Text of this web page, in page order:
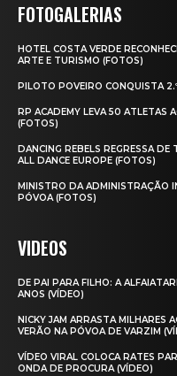
FOTOGALERIAS
HOTEL COSTA VERDE
ARTE E TURISMO (FOTOS)
PILOTO POVEIRO CONQUISTA
RP ACADEMY LEVA 50 ATLETAS
(FOTOS)
DANCING REBELS REGRESSA
ALL DANCE EUROPE (FOTOS)
MINISTRO DA ADMINISTRAÇÃO
PÓVOA (FOTOS)
VIDEOS
DE PAI PARA FILHO: A
ANOS (VÍDEO)
NICKY JAM ARRASTA MILHARES
VERÃO NA PÓVOA DE VARZIM
VÍDEO VIRAL COLOCA RATES
ONDA DE PROCURA (VÍDEO)